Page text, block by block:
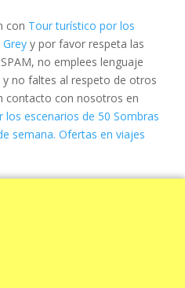
con Tour turístico por los
y por favor respeta las
no emplees lenguaje
no faltes al respeto de otros
contacto con nosotros en
escenarios de 50 Sombras
semana. Ofertas en viajes